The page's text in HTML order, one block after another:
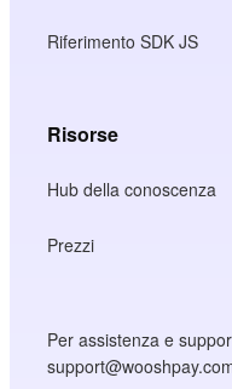
Riferimento SDK JS
Risorse
Hub della conoscenza
Prezzi
Per assistenza e